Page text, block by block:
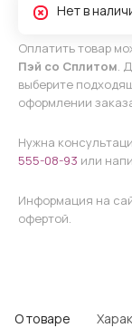
Нет в
Оплатить товар
Пэй со Сплитом.
выберите
оформлении
Нужна
555-08-93 или
Информация на
офертой.
О товаре